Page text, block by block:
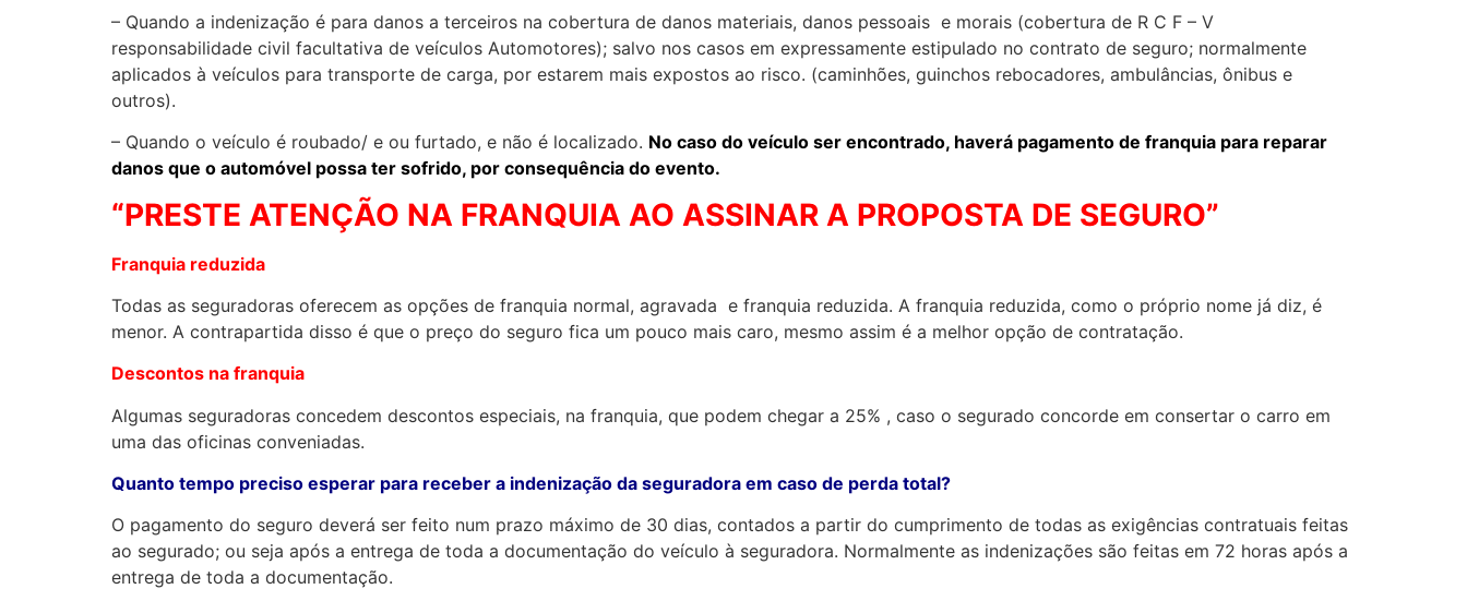
– Quando a indenização é para danos a terceiros na cobertura de danos materiais, danos pessoais e morais (cobertura de R C F – V
responsabilidade civil facultativa de veículos Automotores); salvo nos casos em expressamente estipulado no contrato de seguro; normalmente
aplicados à veículos para transporte de carga, por estarem mais expostos ao risco. (caminhões, guinchos rebocadores, ambulâncias, ônibus e
outros).
– Quando o veículo é roubado/ e ou furtado, e não é localizado. No caso do veículo ser encontrado, haverá pagamento de franquia para reparar
danos que o automóvel possa ter sofrido, por consequência do evento.
“PRESTE ATENÇÃO NA FRANQUIA AO ASSINAR A PROPOSTA DE SEGURO”
Franquia reduzida
Todas as seguradoras oferecem as opções de franquia normal, agravada e franquia reduzida. A franquia reduzida, como o próprio nome já diz, é
menor. A contrapartida disso é que o preço do seguro fica um pouco mais caro, mesmo assim é a melhor opção de contratação.
Descontos na franquia
Algumas seguradoras concedem descontos especiais, na franquia, que podem chegar a 25% , caso o segurado concorde em consertar o carro em
uma das oficinas conveniadas.
Quanto tempo preciso esperar para receber a indenização da seguradora em caso de perda total?
O pagamento do seguro deverá ser feito num prazo máximo de 30 dias, contados a partir do cumprimento de todas as exigências contratuais feitas
ao segurado; ou seja após a entrega de toda a documentação do veículo à seguradora. Normalmente as indenizações são feitas em 72 horas após a
entrega de toda a documentação.